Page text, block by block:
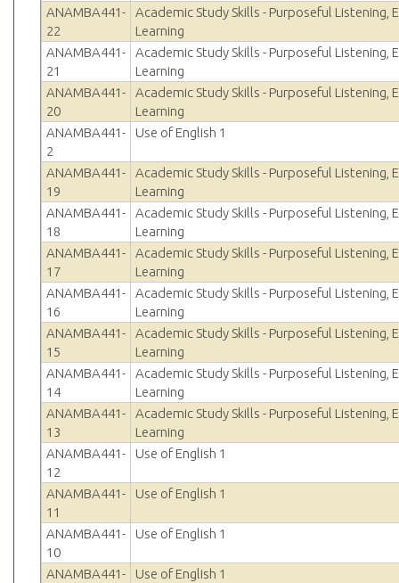
ANAMBA441-
22
Academic Study Skills - Purposeful Listening,
Learning
ANAMBA441-
21
Academic Study Skills - Purposeful Listening,
Learning
ANAMBA441-
20
Academic Study Skills - Purposeful Listening,
Learning
ANAMBA441-
2
Use of English 1
ANAMBA441-
19
Academic Study Skills - Purposeful Listening,
Learning
ANAMBA441-
18
Academic Study Skills - Purposeful Listening,
Learning
ANAMBA441-
17
Academic Study Skills - Purposeful Listening,
Learning
ANAMBA441-
16
Academic Study Skills - Purposeful Listening,
Learning
ANAMBA441-
15
Academic Study Skills - Purposeful Listening,
Learning
ANAMBA441-
14
Academic Study Skills - Purposeful Listening,
Learning
ANAMBA441-
13
Academic Study Skills - Purposeful Listening,
Learning
ANAMBA441-
12
Use of English 1
ANAMBA441-
11
Use of English 1
ANAMBA441-
10
Use of English 1
ANAMBA441-
Use of English 1